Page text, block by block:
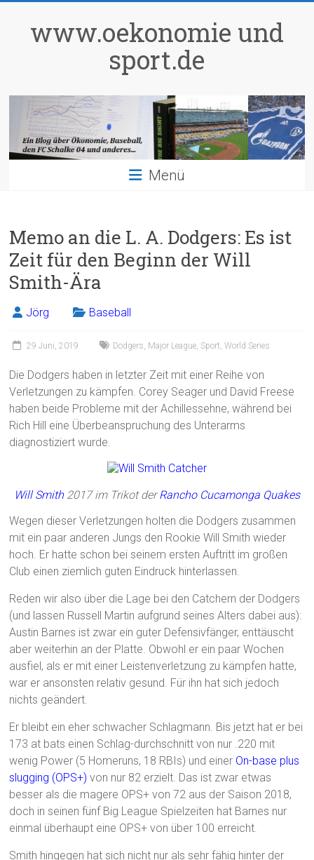
springenwww.oekonomie und
sport.de
Menü
Memo an die L. A. Dodgers: Es ist
Zeit für den Beginn der Will
Smith-Ära
Jörg Baseball
29 Juni, 2019 Dodgers, Major League, Sport,World Series
Die Dodgers haben in letzter Zeit mit einer Reihe von
Verletzungen zu kämpfen. Corey Seager und David Freese
haben beide Probleme mit der Achillessehne, während bei
Rich Hill eine Überbeanspruchung des Unterarms
diagnostiziert wurde.
Will Smith2017 im Trikot derRancho Cucamonga Quakes
Wegen dieser Verletzungen holten die Dodgers zusammen
mit ein paar anderen Jungs den Rookie Will Smith wieder
hoch. Er hatte schon bei seinem ersten Auftritt im großen
Club einen ziemlich guten Eindruck hinterlassen.
Reden wir also über die Lage bei den Catchern der Dodgers
(und lassen Russell Martin aufgrund seines Alters dabei aus):
Austin Barnes ist zwar ein guter Defensivfänger, enttäuscht
aber weiterhin an der Platte. Obwohl er ein paar Wochen
ausfiel, als er mit einer Leistenverletzung zu kämpfen hatte,
war er ansonsten relativ gesund. Für ihn hat sich jedoch
nichts geändert.
Er bleibt ein eher schwacher Schlagmann. Bis jetzt hat er bei
173 at bats einen Schlag-durchschnitt von nur .220 mit
wenig Power (5 Homeruns, 18 RBIs) und einer On-base plus
slugging (OPS+) von nur 82 erzielt. Das ist zwar etwas
besser als die magere OPS+ von 72 aus der Saison 2018,
doch in seinen fünf Big League Spielzeiten hat Barnes nur
einmal überhaupt eine OPS+ von über 100 erreicht.
Smith hingegen hat sich nicht nur als sehr fähig hinter der